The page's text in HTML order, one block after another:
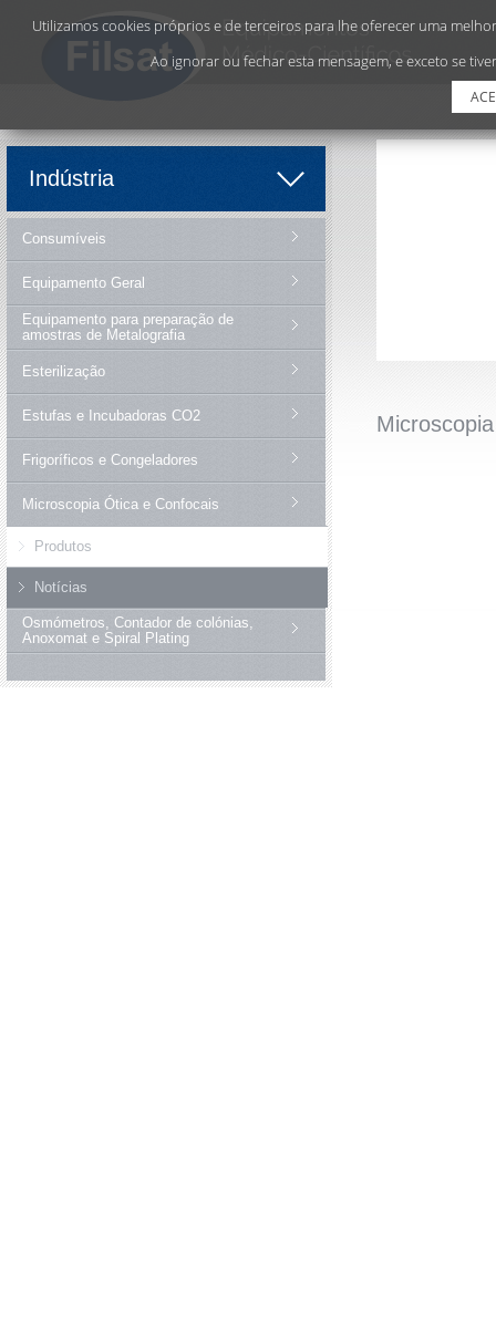
Indústria
Consumíveis
Equipamento Geral
Equipamento para preparação de
amostras de Metalografia
Esterilização
Estufas e Incubadoras CO2
Frigoríficos e Congeladores
Microscopia Ótica e Confocais
Produtos
Notícias
Osmómetros, Contador de colónias,
Anoxomat e Spiral Plating
Utilizamos cookies próprios e de terceiros para lhe oferecer uma
Ao ignorar ou fechar esta mensagem, e exceto se